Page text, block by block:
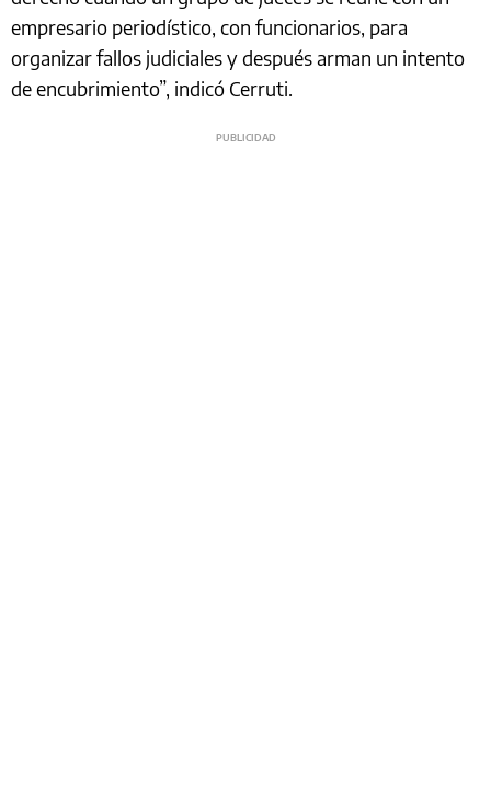
empresario periodístico, con funcionarios, para
organizar fallos judiciales y después arman un intento
de encubrimiento”, indicó Cerruti.